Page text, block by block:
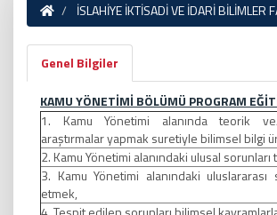
İSLAHİYE İKTİSADİ VE İDARİ BİLİMLER
Genel Bilgiler
KAMU YÖNETİMİ BÖLÜMÜ PROGRAM
1. Kamu Yönetimi alanında teorik
araştırmalar yapmak suretiyle bilimsel bilgi
2. Kamu Yönetimi alanındaki ulusal
3. Kamu Yönetimi alanındaki uluslararası
etmek,